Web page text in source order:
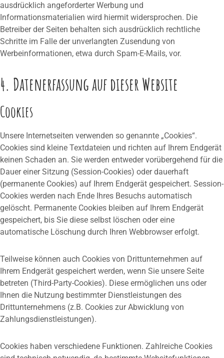
ausdrücklich angeforderter Werbung und
Informationsmaterialien wird hiermit widersprochen. Die
Betreiber der Seiten behalten sich ausdrücklich rechtliche
Schritte im Falle der unverlangten Zusendung von
Werbeinformationen, etwa durch Spam-E-Mails, vor.
4. Datenerfassung auf dieser Website
Cookies
Unsere Internetseiten verwenden so genannte „Cookies“.
Cookies sind kleine Textdateien und richten auf Ihrem Endgerät
keinen Schaden an. Sie werden entweder vorübergehend für die
Dauer einer Sitzung (Session-Cookies) oder dauerhaft
(permanente Cookies) auf Ihrem Endgerät gespeichert. Session-
Cookies werden nach Ende Ihres Besuchs automatisch
gelöscht. Permanente Cookies bleiben auf Ihrem Endgerät
gespeichert, bis Sie diese selbst löschen oder eine
automatische Löschung durch Ihren Webbrowser erfolgt.
Teilweise können auch Cookies von Drittunternehmen auf
Ihrem Endgerät gespeichert werden, wenn Sie unsere Seite
betreten (Third-Party-Cookies). Diese ermöglichen uns oder
Ihnen die Nutzung bestimmter Dienstleistungen des
Drittunternehmens (z.B. Cookies zur Abwicklung von
Zahlungsdienstleistungen).
Cookies haben verschiedene Funktionen. Zahlreiche Cookies